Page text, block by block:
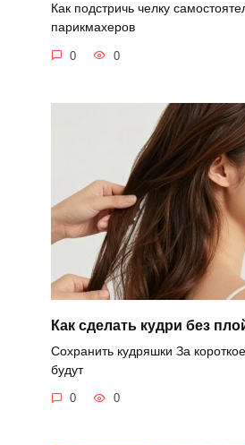
Как подстричь челку
парикмахеров
0 0
Как сделать кудри без
Сохранить кудряшки За
будут
0 0